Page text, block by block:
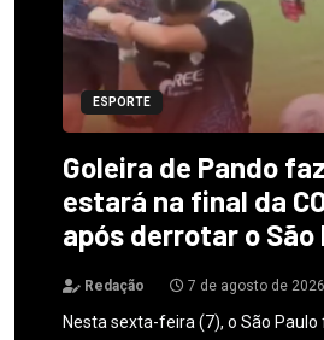
ESPORTE
Goleira de Pando
estará na final da
após derrotar o São
Redação 7 de agosto de 2026
Nesta sexta-feira (7), o São